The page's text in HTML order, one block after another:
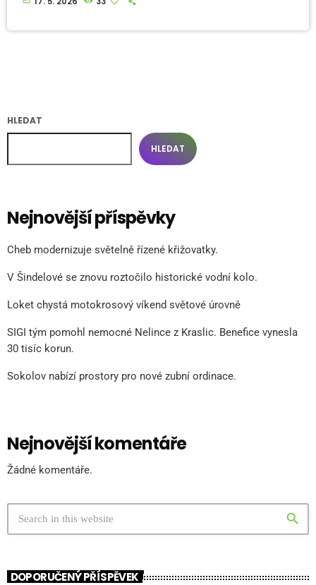
HLEDAT
HLEDAT
Nejnovější příspěvky
Cheb modernizuje světelně řízené křižovatky.
V Šindelové se znovu roztočilo historické vodní kolo.
Loket chystá motokrosový víkend světové úrovně
SIGI tým pomohl nemocné Nelince z Kraslic. Benefice vynesla
30 tisíc korun.
Sokolov nabízí prostory pro nové zubní ordinace.
Nejnovější komentáře
Žádné komentáře.
search
DOPORUČENÝ PŘÍSPĚVEK